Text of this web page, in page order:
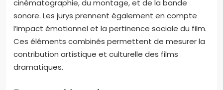
originalité et sa capacité à captiver le public. Les
performances des acteurs sont évaluées en
fonction de leur crédibilité et de leur capacité à
transmettre des émotions. La direction est
examinée pour son efficacité à orchestrer les
éléments visuels et narratifs. Ces critères sont